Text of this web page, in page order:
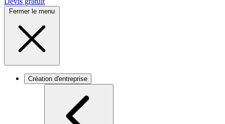
Fermer le menu
Création d'entreprise